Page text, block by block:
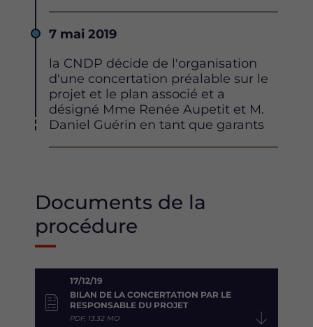
Date
7 mai 2019
Description
la CNDP décide de l'organisation
d'une concertation préalable sur le
projet et le plan associé et a
désigné Mme Renée Aupetit et M.
Daniel Guérin en tant que garants
Documents de la
procédure
17/12/19
BILAN DE LA CONCERTATION PAR LE
RESPONSABLE DU PROJET
PDF, 13.32 MO